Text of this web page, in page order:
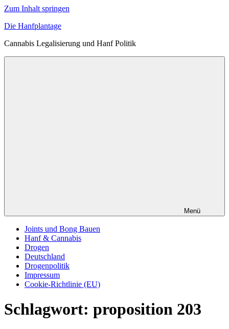
Zum Inhalt springen
Die Hanfplantage
Cannabis Legalisierung und Hanf Politik
Menü
Joints und Bong Bauen
Hanf & Cannabis
Drogen
Deutschland
Drogenpolitik
Impressum
Cookie-Richtlinie (EU)
Schlagwort: proposition 203